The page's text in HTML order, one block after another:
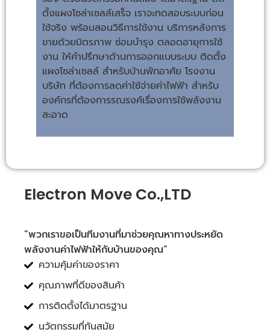
ตั้งแผงโซล่าเซลล์เสร็จ เราจะทดสอบระบบก่อน
ใช้จริง พร้อมสอนวิธีการใช้งาน บริการหลังการ
ขายด้วยมิตรภาพ ซ่อมบำรุง ตลอดอายุการใช้
งาน ให้คำปรึกษาด้านการออกแบบระบบ ติดตั้ง
แผงโซล่าเซลล์ สำหรับบ้านพักอาศัย โรงงาน
บริษัท ที่ต้องการลดค่าใช้จ่ายค่าไฟฟ้า สำหรับ
องค์กรที่ต้องการรณรงค์เรื่องการใช้พลังงาน
สะอาด
Electron Move Co.,LTD
”พวกเราขอเป็นทีมงานที่มาช่วยคุณหาทางประหยัด
พลังงานค่าไฟฟ้าให้กับบ้านของคุณ“
ความคุ้มค่าของราคา
คุณภาพที่ดีของสินค้า
การติดตั้งได้มาตรฐาน
นวัตกรรมที่ทันสมัย